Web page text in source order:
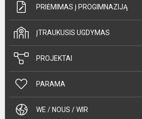
PRIĖMIMAS Į PROGIMNAZIJĄ
ĮTRAUKUSIS UGDYMAS
PROJEKTAI
PARAMA
WE / NOUS / WIR